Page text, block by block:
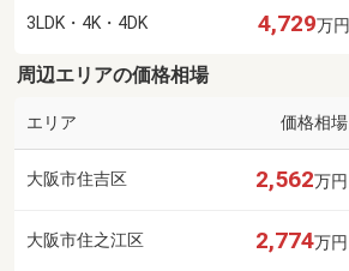
3LDK・4K・4DK 4,729万円
周辺エリアの価格相場
エリア 価格相場
大阪市住吉区 2,562万円
大阪市住之江区 2,774万円